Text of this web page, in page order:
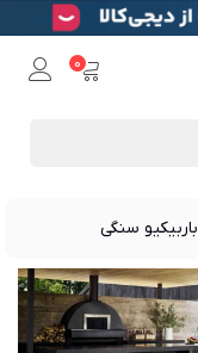
0
باربیکیو سنگی